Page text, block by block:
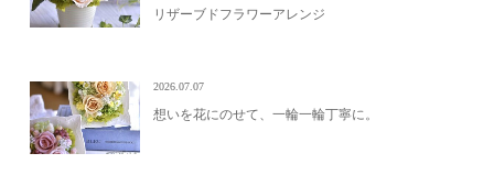
リザーブドフラワーアレンジ
2026.07.07
想いを花にのせて、一輪一輪丁寧に。